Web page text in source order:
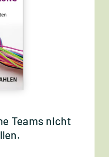
Teams nicht